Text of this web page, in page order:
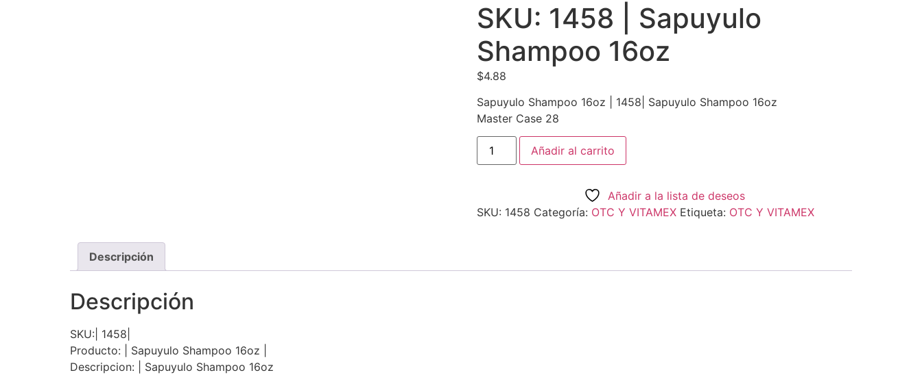
SKU: 1458 | Sapuyulo
Shampoo 16oz
$4.88
Sapuyulo Shampoo 16oz | 1458| Sapuyulo Shampoo 16oz
Master Case 28
SKU:
1458
|
cantidad
Añadir al carrito
Añadir a la lista de deseos
SKU: 1458 Categoría: OTC Y VITAMEX Etiqueta: OTC Y VITAMEX
Descripción
Descripción
SKU:| 1458|
Producto: | Sapuyulo Shampoo 16oz |
Descripcion: | Sapuyulo Shampoo 16oz